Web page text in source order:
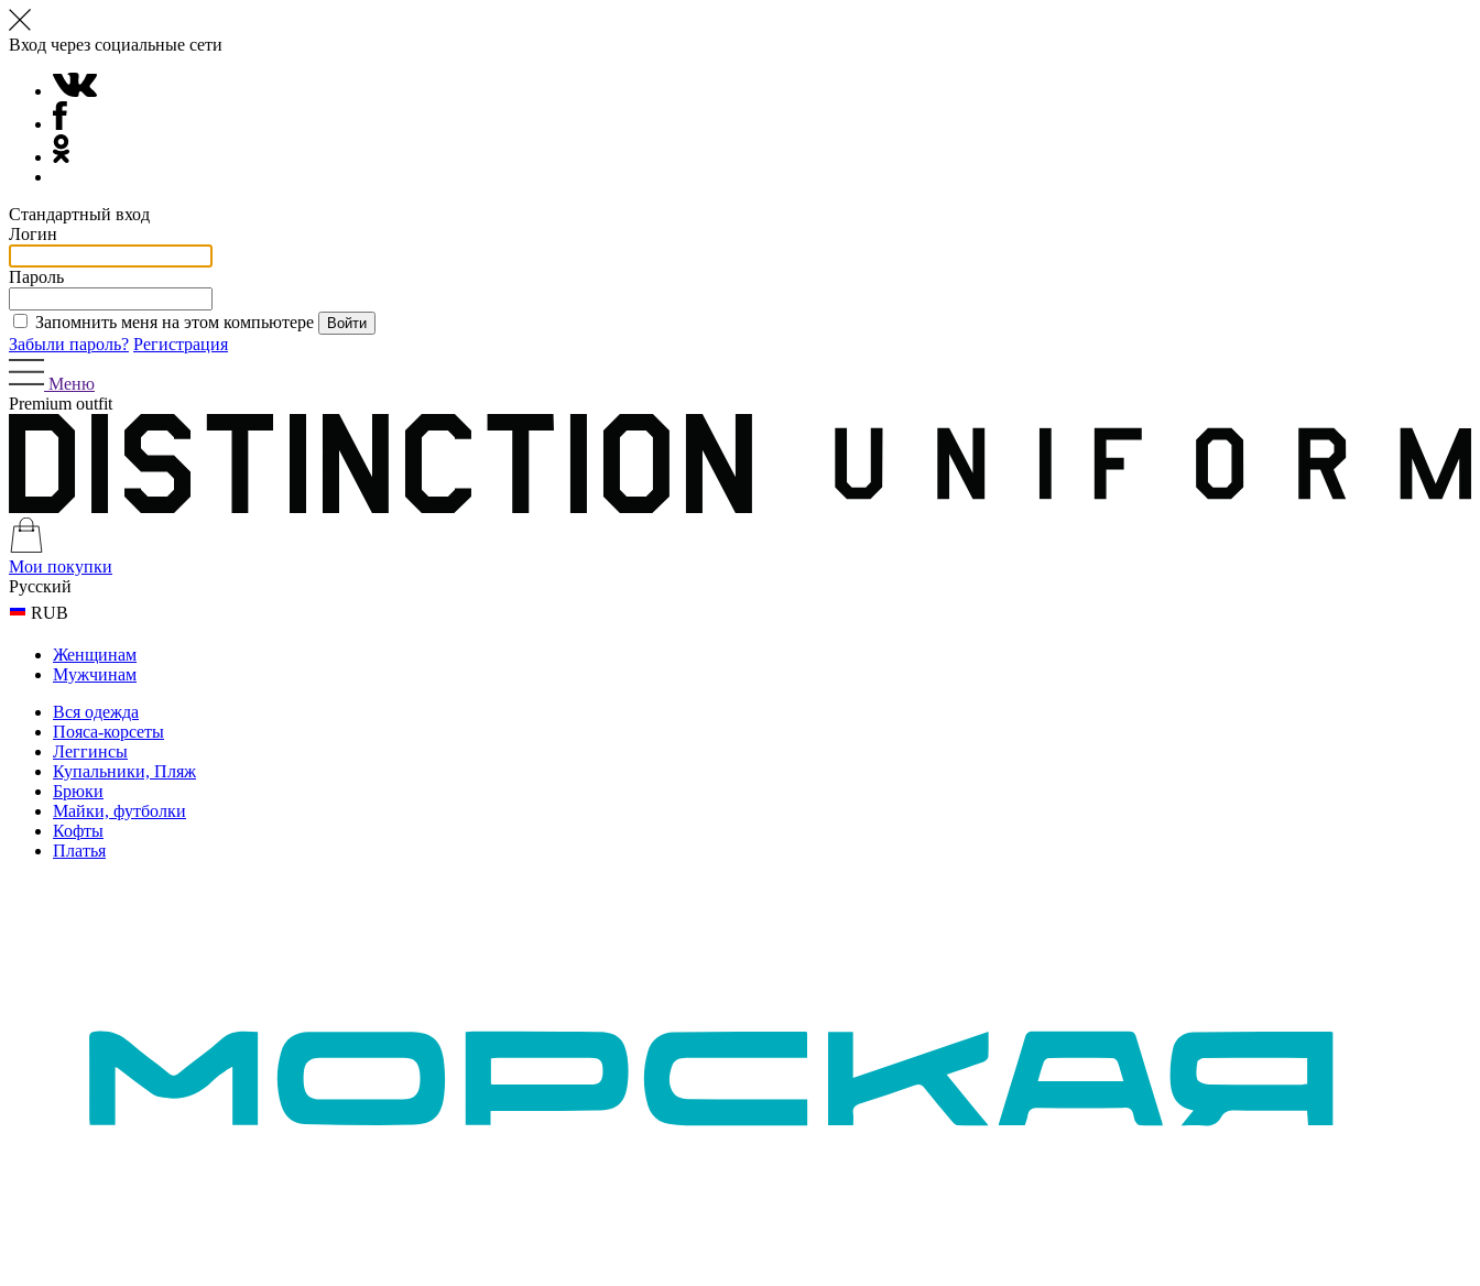
Вход через социальные сети
Стандартный вход
Логин
Пароль
Запомнить меня на этом компьютере
Забыли пароль? Регистрация
Меню
Premium outfit
Мои покупки
Русский
RUB
Женщинам
Мужчинам
Вся одежда
Пояса-корсеты
Леггинсы
Купальники, Пляж
Брюки
Майки, футболки
Кофты
Платья